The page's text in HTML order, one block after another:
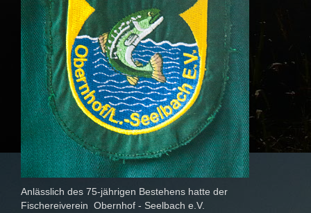
Anlässlich des 75-jährigen Bestehens hatte der
Fischereiverein Obernhof - Seelbach e.V.